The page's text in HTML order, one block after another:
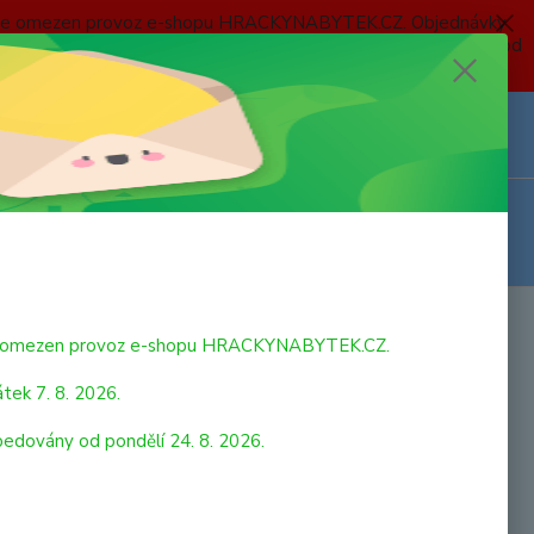
provoz e-shopu HRACKYNABYTEK.CZ. Objednávky
2026 do neděle 23. 8. 2026 budou postupně expedovány od
Didaktická kostka barevná Didaktická pomůcka,
provoz e-shopu HRACKYNABYTEK.CZ.
7. 8. 2026.
od pondělí 24. 8. 2026.